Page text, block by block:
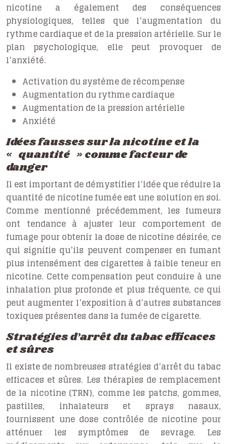
nicotine a également des conséquences
physiologiques, telles que l’augmentation du
rythme cardiaque et de la pression artérielle. Sur le
plan psychologique, elle peut provoquer de
l’anxiété.
Activation du système de récompense
Augmentation du rythme cardiaque
Augmentation de la pression artérielle
Anxiété
Idées fausses sur la nicotine et la
« quantité » comme facteur de
danger
Il est important de démystifier l’idée que réduire la
quantité de nicotine fumée est une solution en soi.
Comme mentionné précédemment, les fumeurs
ont tendance à ajuster leur comportement de
fumage pour obtenir la dose de nicotine désirée, ce
qui signifie qu’ils peuvent compenser en fumant
plus intensément des cigarettes à faible teneur en
nicotine. Cette compensation peut conduire à une
inhalation plus profonde et plus fréquente, ce qui
peut augmenter l’exposition à d’autres substances
toxiques présentes dans la fumée de cigarette.
Stratégies d’arrêt du tabac efficaces
et sûres
Il existe de nombreuses stratégies d’arrêt du tabac
efficaces et sûres. Les thérapies de remplacement
de la nicotine (TRN), comme les patchs, gommes,
pastilles, inhalateurs et sprays nasaux,
fournissent une dose contrôlée de nicotine pour
atténuer les symptômes de sevrage. Les